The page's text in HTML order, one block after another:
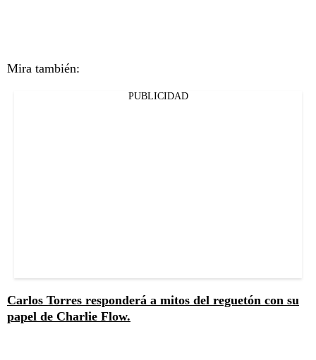
Mira también:
PUBLICIDAD
Carlos Torres responderá a mitos del reguetón con su
papel de Charlie Flow.